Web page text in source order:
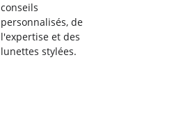
conseils
personnalisés, de
l'expertise et des
lunettes stylées.